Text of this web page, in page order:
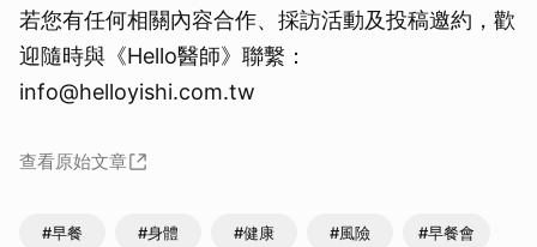
若您有任何相關內容合作、採訪活動及投稿邀約，歡
迎隨時與《Hello醫師》聯繫：
info@helloyishi.com.tw
查看原始文章
#早餐 #身體 #健康 #風險 #早餐會